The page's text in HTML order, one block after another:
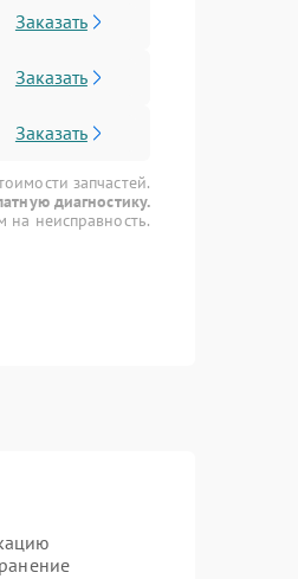
Заказать
Заказать
Заказать
запчастей.
диагностику.
неисправность.